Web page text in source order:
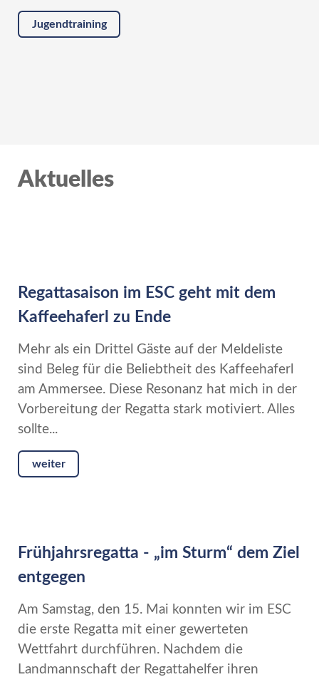
Jugendtraining
Aktuelles
Regattasaison im ESC geht mit dem
Kaffeehaferl zu Ende
Mehr als ein Drittel Gäste auf der Meldeliste
sind Beleg für die Beliebtheit des Kaffeehaferl
am Ammersee. Diese Resonanz hat mich in der
Vorbereitung der Regatta stark motiviert. Alles
sollte...
weiter
Frühjahrsregatta - „im Sturm“ dem Ziel
entgegen
Am Samstag, den 15. Mai konnten wir im ESC
die erste Regatta mit einer gewerteten
Wettfahrt durchführen. Nachdem die
Landmannschaft der Regattahelfer ihren